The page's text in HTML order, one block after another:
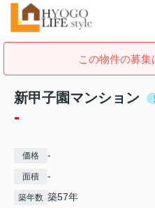
この物件の募集
新甲子園マンション
-
価格 -
面積 -
築年数 築57年